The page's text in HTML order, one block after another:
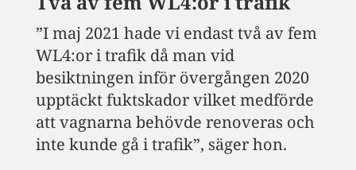
”I maj 2021 hade vi endast två av fem
WL4:or i trafik då man vid
besiktningen inför övergången 2020
upptäckt fuktskador vilket medförde
att vagnarna behövde renoveras och
inte kunde gå i trafik”, säger hon.